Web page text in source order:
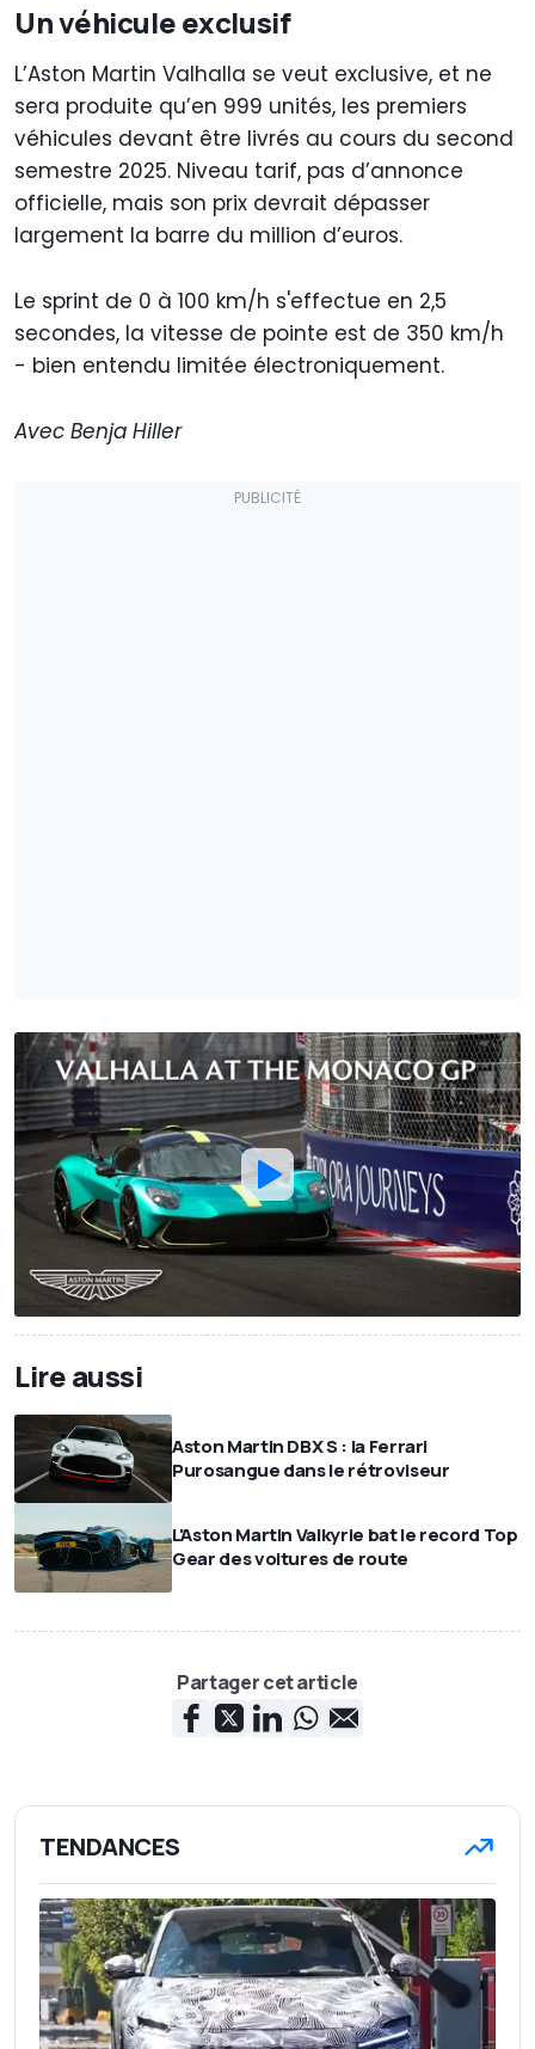
Un véhicule exclusif
L’Aston Martin Valhalla se veut exclusive, et ne
sera produite qu’en 999 unités, les premiers
véhicules devant être livrés au cours du second
semestre 2025. Niveau tarif, pas d’annonce
officielle, mais son prix devrait dépasser
largement la barre du million d’euros.
Le sprint de 0 à 100 km/h s'effectue en 2,5
secondes, la vitesse de pointe est de 350 km/h
- bien entendu limitée électroniquement.
Avec Benja Hiller
Lire aussi
Aston Martin DBX S : la Ferrari
Purosangue dans le rétroviseur
L'Aston Martin Valkyrie bat le record Top
Gear des voitures de route
Partager cet article
TENDANCES